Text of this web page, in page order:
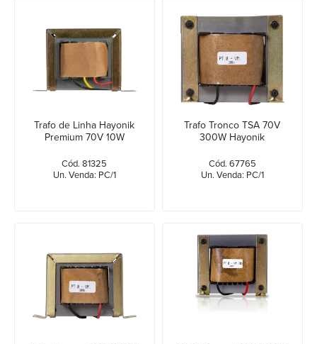
Trafo de Linha Hayonik
Premium 70V 10W
Cód. 81325
Un. Venda: PC/1
Trafo Tronco TSA 70V
300W Hayonik
Cód. 67765
Un. Venda: PC/1